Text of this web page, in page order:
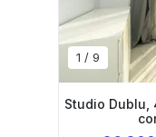
1 / 9
Studio Dublu,